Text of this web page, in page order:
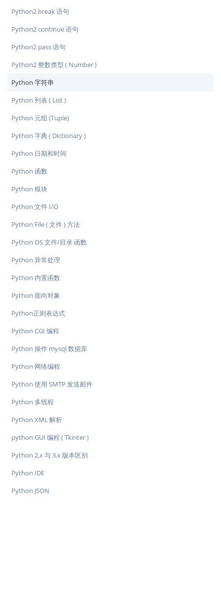
Python2 break 语句
Python2 continue 语句
Python2 pass 语句
Python2 整数类型 ( Number )
Python 字符串
Python 列表 ( List )
Python 元组 (Tuple)
Python 字典 ( Dictionary )
Python 日期和时间
Python 函数
Python 模块
Python 文件 I/O
Python File ( 文件 ) 方法
Python OS 文件/目录 函数
Python 异常处理
Python 内置函数
Python 面向对象
Python正则表达式
Python CGI 编程
Python 操作 mysql 数据库
Python 网络编程
Python 使用 SMTP 发送邮件
Python 多线程
Python XML 解析
python GUI 编程 ( Tkinter )
Python 2.x 与 3​​.x 版本区别
Python IDE
Python JSON